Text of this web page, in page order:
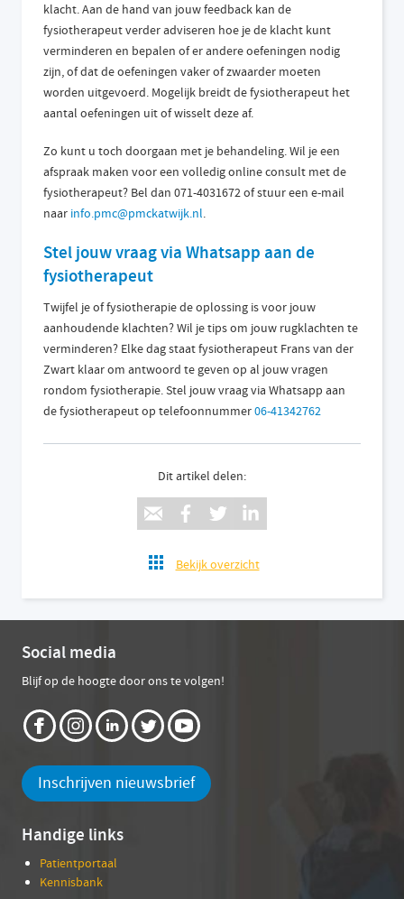
klacht. Aan de hand van jouw feedback kan de
fysiotherapeut verder adviseren hoe je de klacht kunt
verminderen en bepalen of er andere oefeningen nodig
zijn, of dat de oefeningen vaker of zwaarder moeten
worden uitgevoerd. Mogelijk breidt de fysiotherapeut het
aantal oefeningen uit of wisselt deze af.
Zo kunt u toch doorgaan met je behandeling. Wil je een
afspraak maken voor een volledig online consult met de
fysiotherapeut? Bel dan 071-4031672 of stuur een e-mail
naar info.pmc@pmckatwijk.nl.
Stel jouw vraag via Whatsapp aan de
fysiotherapeut
Twijfel je of fysiotherapie de oplossing is voor jouw
aanhoudende klachten? Wil je tips om jouw rugklachten te
verminderen? Elke dag staat fysiotherapeut Frans van der
Zwart klaar om antwoord te geven op al jouw vragen
rondom fysiotherapie. Stel jouw vraag via Whatsapp aan
de fysiotherapeut op telefoonnummer06-41342762
Dit artikel delen:
Bekijk overzicht
Social media
Blijf op de hoogte door ons te volgen!
Inschrijven nieuwsbrief
Handige links
Patientportaal
Kennisbank